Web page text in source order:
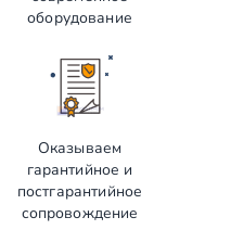
оборудование
Оказываем
гарантийное и
постгарантийное
сопровождение